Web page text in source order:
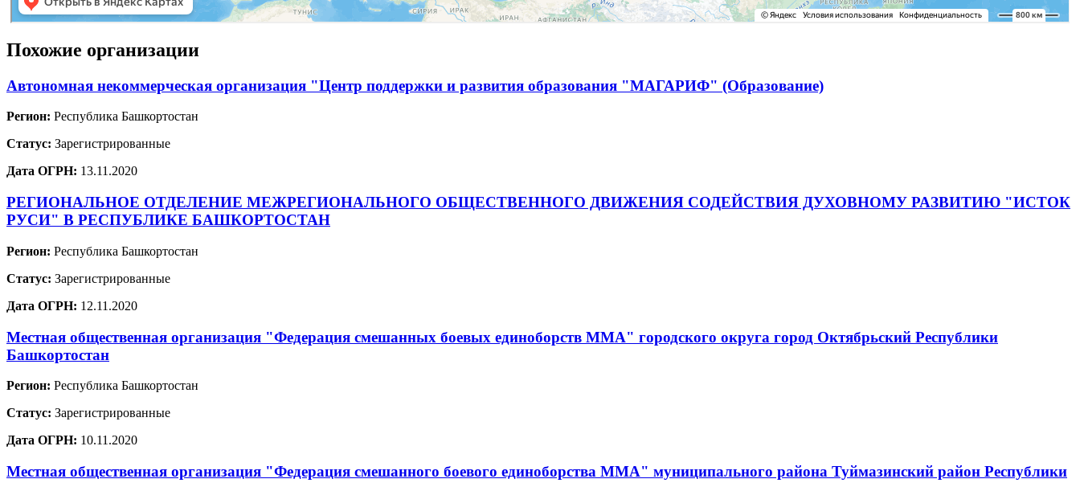
Похожие организации
Автономная некоммерческая организация "Центр поддержки и развития образования "МАГАРИФ" (Образование)
Регион: Республика Башкортостан
Статус: Зарегистрированные
Дата ОГРН: 13.11.2020
РЕГИОНАЛЬНОЕ ОТДЕЛЕНИЕ МЕЖРЕГИОНАЛЬНОГО ОБЩЕСТВЕННОГО ДВИЖЕНИЯ СОДЕЙСТВИЯ ДУХОВНОМУ РАЗВИТИЮ "ИСТОК
РУСИ" В РЕСПУБЛИКЕ БАШКОРТОСТАН
Регион: Республика Башкортостан
Статус: Зарегистрированные
Дата ОГРН: 12.11.2020
Местная общественная организация "Федерация смешанных боевых единоборств ММА" городского округа город Октябрьский Республики
Башкортостан
Регион: Республика Башкортостан
Статус: Зарегистрированные
Дата ОГРН: 10.11.2020
Местная общественная организация "Федерация смешанного боевого единоборства ММА" муниципального района Туймазинский район Республики